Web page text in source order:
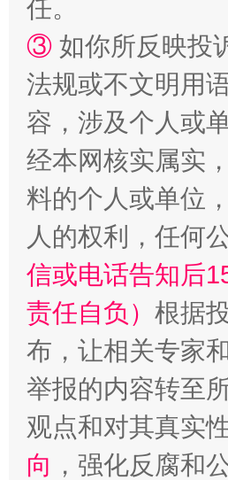
扯下公款旅游的“隐身衣”
任。
③ 如你所反映投
法规或不文明用
容，涉及个人或
经本网核实属实
料的个人或单位
人的权利，任何
信或电话告知后
责任自负） 根据
布，让相关专家
举报的内容转至
观点和对其真实
向 ，强化反腐和